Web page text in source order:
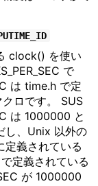
clock() を使い
で
は time.h で定
ロです。 SUS
は 1000000 と
し、Unix 以外の
定義されている
定義されている
が 1000000